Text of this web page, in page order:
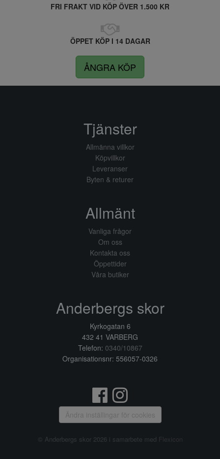
FRI FRAKT VID KÖP ÖVER 1.500 KR
ÖPPET KÖP I 14 DAGAR
ÅNGRA KÖP
Tjänster
Allmänna villkor
Köpvillkor
Leveranser
Byten & returer
Allmänt
Vanliga frågor
Om oss
Kontakta oss
Öppettider
Våra butiker
Anderbergs skor
Kyrkogatan 6
432 41 VARBERG
Telefon: 0340/10867
Organisationsnr: 556057-0326
Ändra inställingar för cookies
© Anderbergs skor 2026 i samarbete med Flexicon